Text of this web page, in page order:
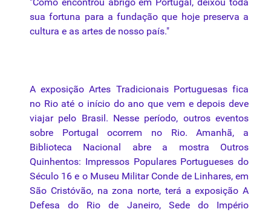
sua fortuna para a fundação que hoje preserva a
cultura e as artes de nosso país."
A exposição Artes Tradicionais Portuguesas fica
no Rio até o início do ano que vem e depois deve
viajar pelo Brasil. Nesse período, outros eventos
sobre Portugal ocorrem no Rio. Amanhã, a
Biblioteca Nacional abre a mostra Outros
Quinhentos: Impressos Populares Portugueses do
Século 16 e o Museu Militar Conde de Linhares, em
São Cristóvão, na zona norte, terá a exposição A
Defesa do Rio de Janeiro, Sede do Império